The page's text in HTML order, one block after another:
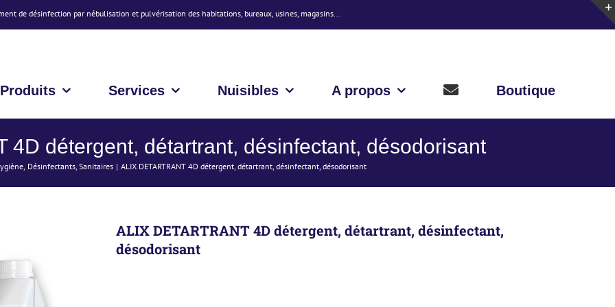
de désinfection par nébulisation et pulvérisation des habitations, bureaux, usines, magasins...
Produits Services Nuisibles A propos Boutique
4D détergent, détartrant, désinfectant, désodorisant
Désinfectants Sanitaires ALIX DETARTRANT 4D détergent, détartrant, désinfectant, désodorisant
ALIX DETARTRANT 4D détergent, détartrant, désinfectant,
désodorisant